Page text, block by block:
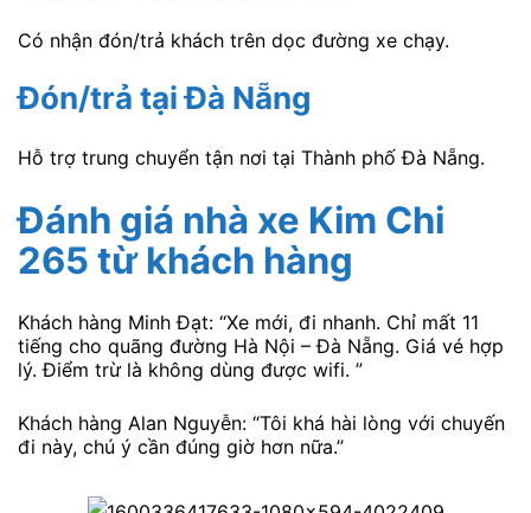
Có nhận đón/trả khách trên dọc đường xe chạy.
Đón/trả tại Đà Nẵng
Hỗ trợ trung chuyển tận nơi tại Thành phố Đà Nẵng.
Đánh giá nhà xe Kim Chi
265 từ khách hàng
Khách hàng Minh Đạt: “Xe mới, đi nhanh. Chỉ mất 11
tiếng cho quãng đường Hà Nội – Đà Nẵng. Giá vé hợp
lý. Điểm trừ là không dùng được wifi. ”
Khách hàng Alan Nguyễn: “Tôi khá hài lòng với chuyến
đi này, chú ý cần đúng giờ hơn nữa.’’